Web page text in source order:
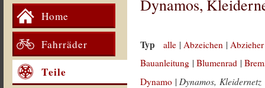
Home
Fahrräder
Teile
Dynamos,
Typ alle |Abzeichen |
Bauanleitung |Blumenrad |
Dynamo |Dynamos, Kleidernetz